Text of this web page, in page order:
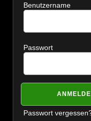
Benutzername
Passwort
Passwort